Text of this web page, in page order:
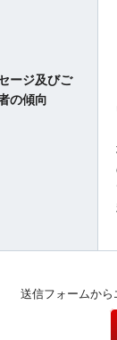
ージ及びご
の傾向
送信フォームから